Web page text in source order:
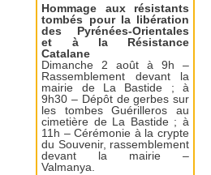
Hommage aux résistants
tombés pour la libération
des Pyrénées-Orientales
et à la Résistance
Catalane
Dimanche 2 août à 9h –
Rassemblement devant la
mairie de La Bastide ; à
9h30 – Dépôt de gerbes sur
les tombes Guérilleros au
cimetière de La Bastide ; à
11h – Cérémonie à la crypte
du Souvenir, rassemblement
devant la mairie –
Valmanya.